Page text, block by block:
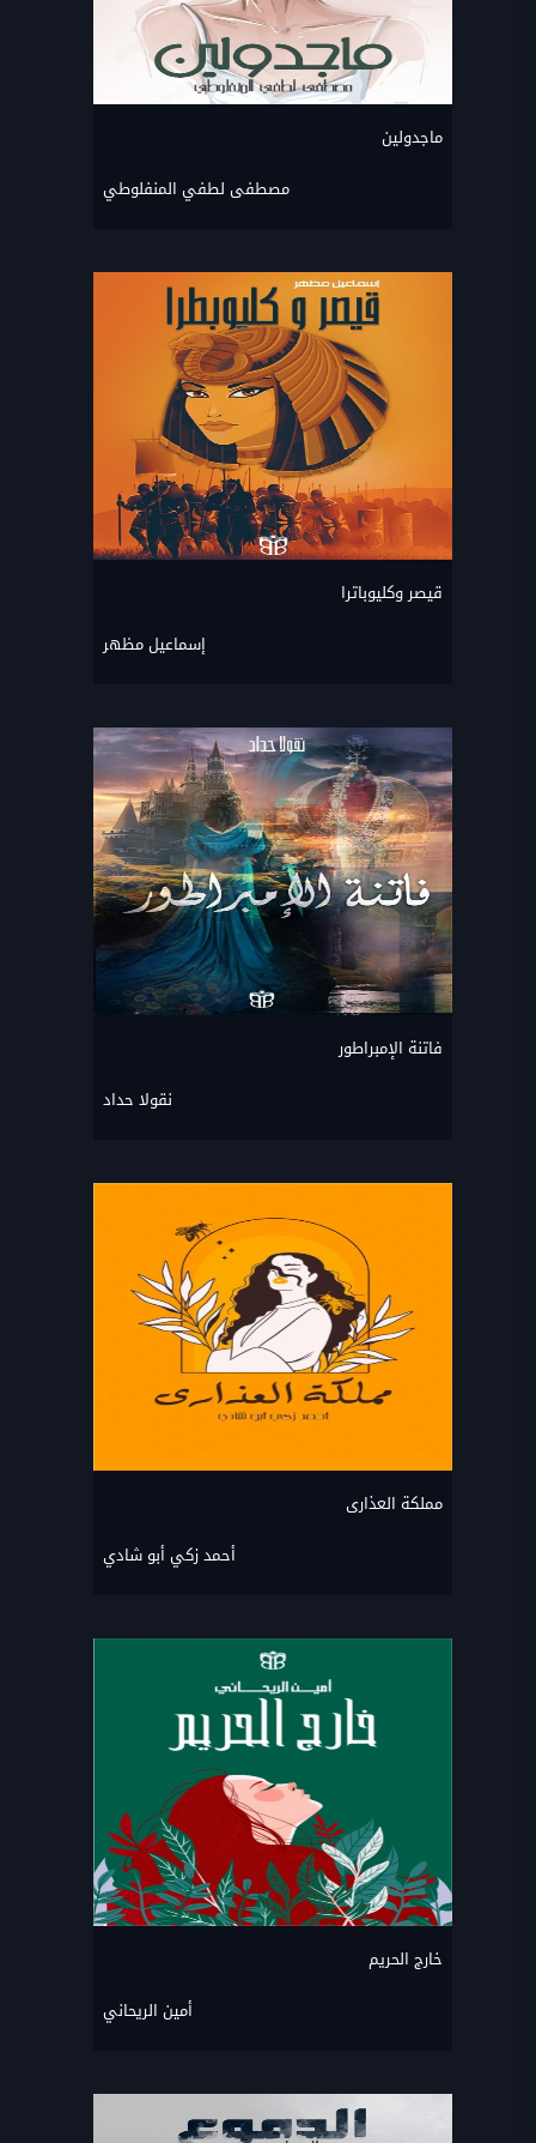
ماجدولين
مصطفى لطفي المنفلوطي
قيصر وكليوباترا
إسماعيل مظهر
فاتنة الإمبراطور
نقولا حداد
مملكة العذارى
أحمد زكي أبو شادي
خارج الحريم
أمين الريحاني